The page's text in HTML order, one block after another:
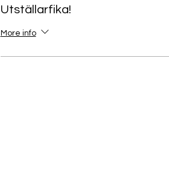
Utställarfika!
More info